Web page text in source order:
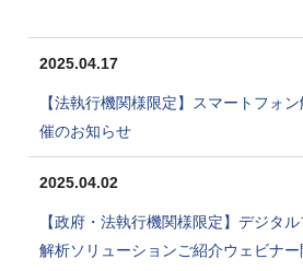
2025.04.17
【法執行機関様限定】スマートフォ
催のお知らせ
2025.04.02
【政府・法執行機関様限定】デジタ
解析ソリューションご紹介ウェビナ